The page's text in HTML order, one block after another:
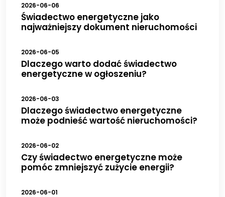
2026-06-06
Świadectwo energetyczne jako
najważniejszy dokument nieruchomości
2026-06-05
Dlaczego warto dodać świadectwo
energetyczne w ogłoszeniu?
2026-06-03
Dlaczego świadectwo energetyczne
może podnieść wartość nieruchomości?
2026-06-02
Czy świadectwo energetyczne może
pomóc zmniejszyć zużycie energii?
2026-06-01